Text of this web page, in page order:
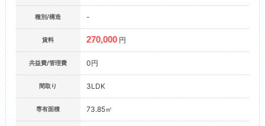
種別/構造 -
賃料 270,000 円
共益費/管理費 0円
間取り 3LDK
専有面積 73.85㎡